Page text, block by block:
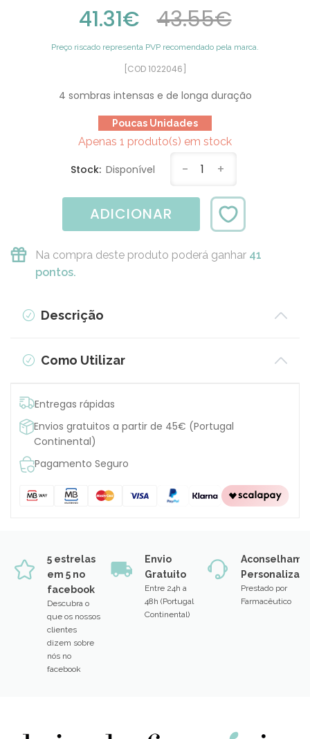
41.31€ 43.55€
Preço riscado representa PVP recomendado pela marca.
[COD 1022046]
4 sombras intensas e de longa duração
Poucas Unidades
Apenas 1 produto(s) em stock
Stock: Disponível - 1 +
ADICIONAR
Na compra deste produto poderá ganhar 41
pontos.
Descrição
Como Utilizar
Entregas rápidas
Envios gratuitos a partir de 45€ (Portugal
Continental)
Pagamento Seguro
5 estrelas
em 5 no
facebook
Descubra o
que os nossos
clientes
dizem sobre
nós no
facebook
Envio
Gratuito
Entre 24h a
48h (Portugal
Continental)
Prestado por
Farmacêutico